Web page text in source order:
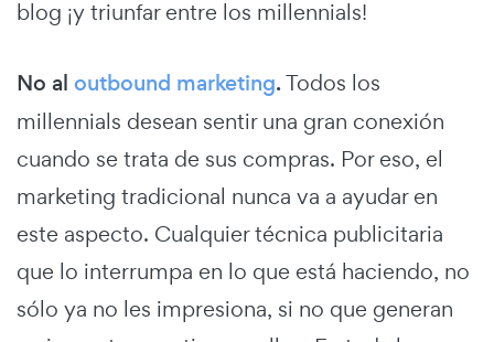
blog ¡y triunfar entre los millennials!
No al outbound marketing.Todos los
millennials desean sentir una gran conexión
cuando se trata de sus compras. Por eso, el
marketing tradicional nunca va a ayudar en
este aspecto. Cualquier técnica publicitaria
que lo interrumpa en lo que está haciendo, no
sólo ya no les impresiona, si no que generan